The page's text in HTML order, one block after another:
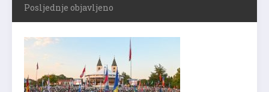
Posljednje objavljeno